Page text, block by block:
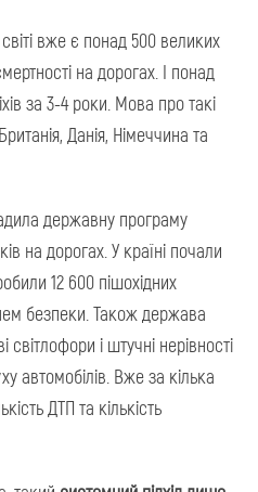
вже є понад 500 великих
на дорогах. І понад
за 3-4 роки. Мова про такі
Данія, Німеччина та
державну програму
на дорогах. У країні почали
12 600 пішохідних
безпеки. Також держава
світлофори і штучні нерівності
автомобілів. Вже за кілька
ДТП та кількість